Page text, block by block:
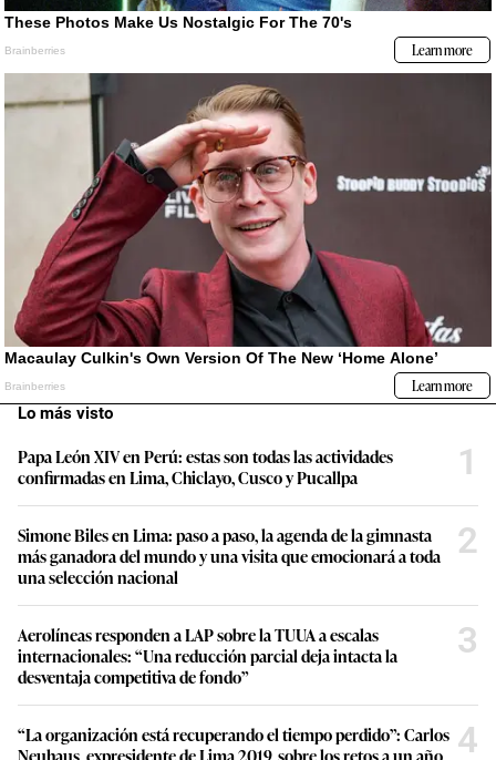
Lo más visto
Papa León XIV en Perú: estas son todas las actividades
confirmadas en Lima, Chiclayo, Cusco y Pucallpa
1
Simone Biles en Lima: paso a paso, la agenda de la gimnasta
más ganadora del mundo y una visita que emocionará a toda
una selección nacional
2
Aerolíneas responden a LAP sobre la TUUA a escalas
internacionales: “Una reducción parcial deja intacta la
desventaja competitiva de fondo”
3
“La organización está recuperando el tiempo perdido”: Carlos
Neuhaus, expresidente de Lima 2019, sobre los retos a un año
4